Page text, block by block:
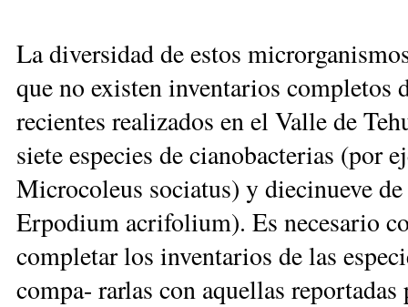
La diversidad de estos
que no existen inventarios completos
recientes realizados en el Valle de
siete especies de cianobacterias (por
Microcoleus sociatus) y diecinueve
Erpodium acrifolium). Es necesario
completar los inventarios de las
compa- rarlas con aquellas